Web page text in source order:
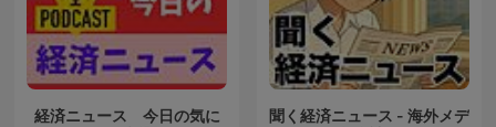
経済ニュース 今日の気に
聞く経済ニュース - 海外メデ